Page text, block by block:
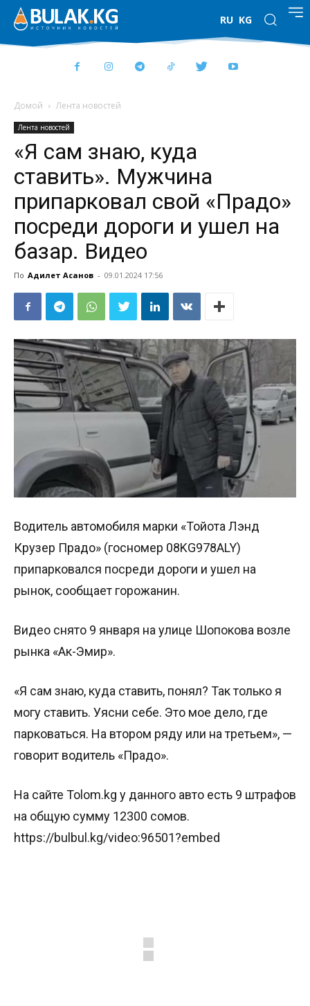
RU KG
Домой Лента новостей
Лента новостей
«Я сам знаю, куда
ставить». Мужчина
припарковал свой «Прадо»
посреди дороги и ушел на
базар. Видео
По Адилет Асанов - 09.01.2024 17:56
Водитель автомобиля марки «Тойота Лэнд
Крузер Прадо» (госномер 08KG978ALY)
припарковался посреди дороги и ушел на
рынок, сообщает горожанин.
Видео снято 9 января на улице Шопокова возле
рынка «Ак-Эмир».
«Я сам знаю, куда ставить, понял? Так только я
могу ставить. Уясни себе. Это мое дело, где
парковаться. На втором ряду или на третьем», —
говорит водитель «Прадо».
На сайте Tolom.kg у данного авто есть 9 штрафов
на общую сумму 12300 сомов.
https://bulbul.kg/video:96501?embed